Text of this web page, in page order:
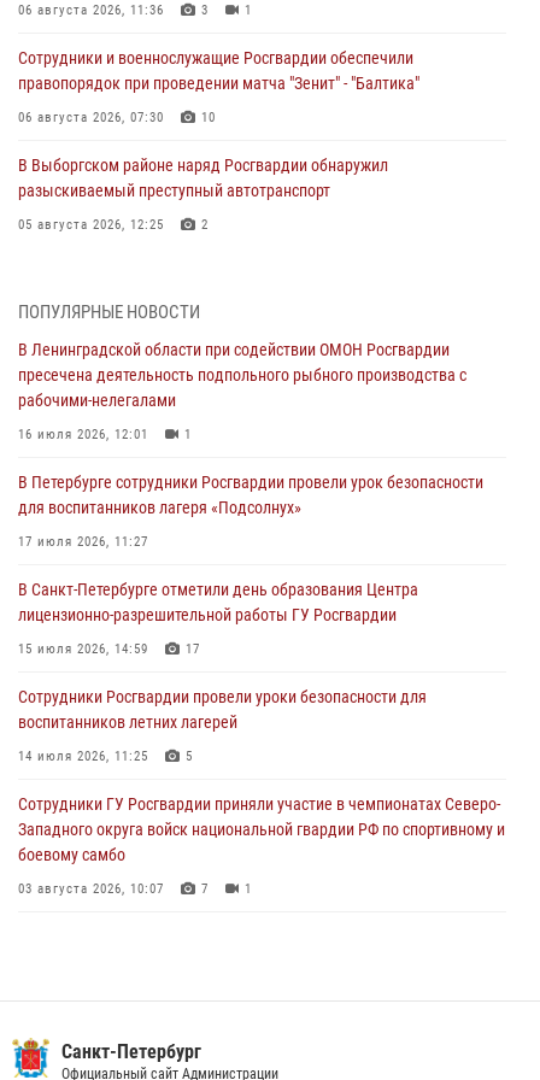
06 августа 2026, 11:36 3 1
Сотрудники и военнослужащие Росгвардии обеспечили
правопорядок при проведении матча "Зенит" - "Балтика"
06 августа 2026, 07:30 10
В Выборгском районе наряд Росгвардии обнаружил
разыскиваемый преступный автотранспорт
05 августа 2026, 12:25 2
Ленобласти
04 августа 2026, 14:05
В Зеленогорске сотрудники Росгвардии, став очевидцами
серьезного ДТП, вызвали на место происшествия спасателей, а
03 августа 2026, 14:15 3 1
Росгвардейцы приняли участие в Большом семейном фестивале
В Ленинградской области сотрудники Росгвардии обнаружили
пропавшего мальчика с нарушением слуха и помогли ему вернуться
03 августа 2026, 11:51
В Санкт-Петербурге при содействии СОБР Росгвардии задержаны
03 августа 2026, 10:15 1
ПОПУЛЯРНЫЕ НОВОСТИ
В Ленинградской области при содействии ОМОН Росгвардии
пресечена деятельность подпольного рыбного производства с
рабочими-нелегалами
16 июля 2026, 12:01 1
В Петербурге сотрудники Росгвардии провели урок безопасности
для воспитанников лагеря «Подсолнух»
17 июля 2026, 11:27
В Санкт-Петербурге отметили день образования Центра
лицензионно-разрешительной работы ГУ Росгвардии
15 июля 2026, 14:59 17
Сотрудники Росгвардии провели уроки безопасности для
воспитанников летних лагерей
14 июля 2026, 11:25 5
Сотрудники ГУ Росгвардии приняли участие в чемпионатах Северо-
Западного округа войск национальной гвардии РФ по спортивному и
боевому самбо
03 августа 2026, 10:07 7 1
В Красногвардейском районе росгвардейцы задержали хулигана,
угрожавшего мужчине пневматическим пистолетом
Санкт-Петербург
Официальный сайт Администрации